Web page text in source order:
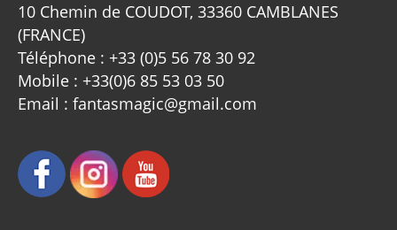
10 Chemin de COUDOT, 33360 CAMBLANES
(FRANCE)
Téléphone : +33 (0)5 56 78 30 92
Mobile : +33(0)6 85 53 03 50
Email : fantasmagic@gmail.com